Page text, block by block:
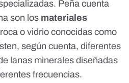
Peña cuenta
son los materiales
o vidrio conocidas como
según cuenta, diferentes
lanas minerales diseñadas
frecuencias.